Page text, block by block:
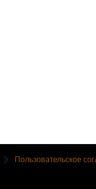
Пользовательское